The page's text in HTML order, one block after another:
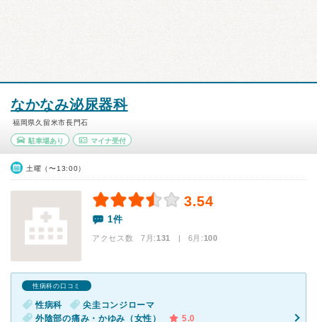
なかなみ泌尿器科
福岡県久留米市長門石
駐車場あり マイナ受付
土曜（〜13:00）
3.54
1件
アクセス数 7月:131 | 6月:100
性病科の口コミ
性病科
尖圭コンジローマ
外陰部の痛み・かゆみ（女性）
5.0